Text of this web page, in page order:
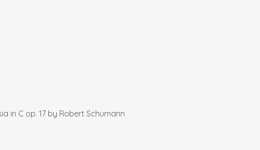
in C op. 17 by Robert Schumann